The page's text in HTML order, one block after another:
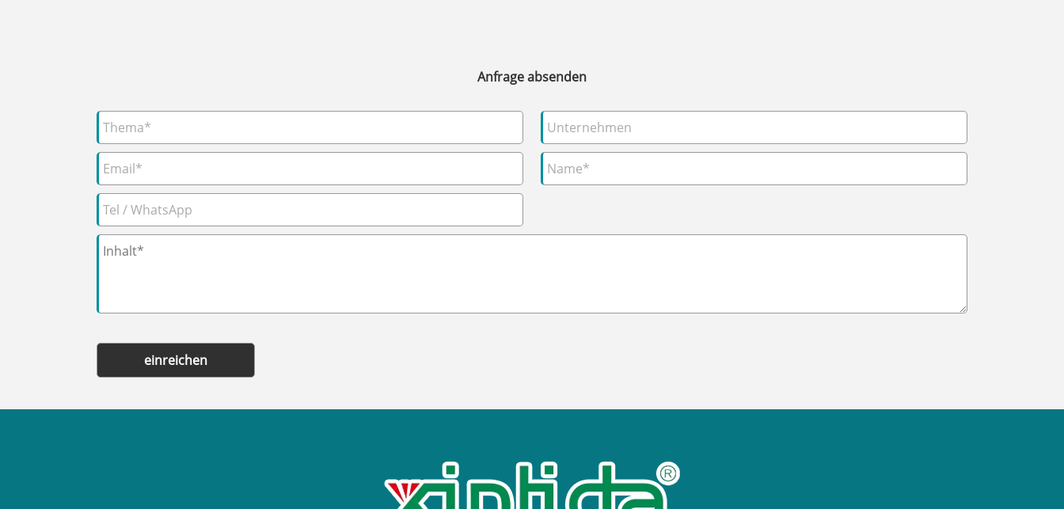
Anfrage absenden
einreichen